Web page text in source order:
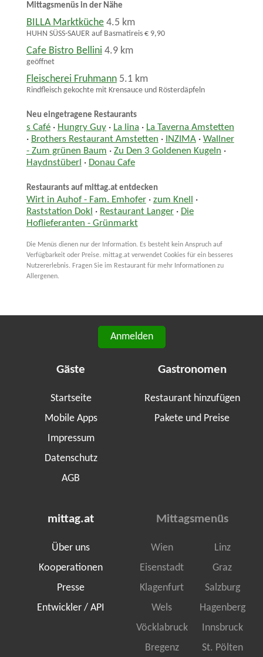
Mittagsmenüs in der Nähe
BILLA Marktküche 4.5 km
HUHN SÜSS-SAUER auf Basmatireis € 9,90
Cafe Bistro Bellini 4.9 km
geöffnet
Fleischerei Fruhmann 5.1 km
Rindfleisch gekochte mit Krensauce und Rösterdäpfeln
Neu eingetragene Restaurants
s Café· Hungry Guy· La lina · La Taverna Amstetten
· Brothers Restaurant Amstetten · INZIMA· Wallner
- Zum grünen Baum · Zu Den 3 Goldenen Kugeln ·
Haydnstüberl · Donau Cafe
Restaurants auf mittag.at entdecken
Wirt in Auhof - Fam. Emhofer· zum Knell ·
Raststation Dokl · Restaurant Langer· Die
Hoflieferanten - Grünmarkt
Die Menüs dienen nur der Information. Es besteht kein Anspruch auf
Verfügbarkeit oder Preise. mittag.at verwendet Cookies für ein besseres
Nutzererlebnis. Fragen Sie im Restaurant für mehr Informationen zu
Allergenen.
Anmelden
Gäste
Startseite
Mobile Apps
Impressum
Datenschutz
AGB
Gastronomen
Restaurant hinzufügen
Pakete und Preise
mittag.at
Über uns
Kooperationen
Presse
Entwickler / API
Mittagsmenüs
Wien
Linz
Eisenstadt
Graz
Klagenfurt
Salzburg
Wels
Hagenberg
Vöcklabruck
Innsbruck
Bregenz
St. Pölten